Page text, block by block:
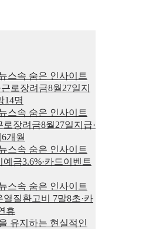
스속 숨은 인사이트
로장려금8월27일지
14명
스속 숨은 인사이트
장려금8월27일지급·
개월
스속 숨은 인사이트
금3.6%·카드이벤트
스속 숨은 인사이트
질환고비 7말8초·카
휴
유지하는 현실적인